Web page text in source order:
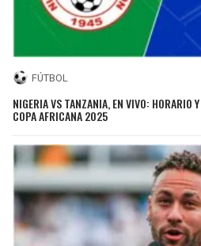
FÚTBOL
NIGERIA VS TANZANIA, EN VIVO: HORARIO
COPA AFRICANA 2025